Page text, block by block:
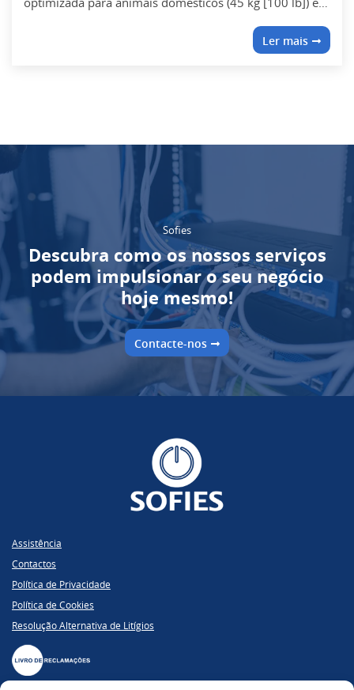
Ler mais
Sofies
Descubra como os nossos serviços
podem impulsionar o seu negócio
hoje mesmo!
Contacte-nos
Assistência
Contactos
Política de Privacidade
Política de Cookies
Resolução Alternativa de Litígios